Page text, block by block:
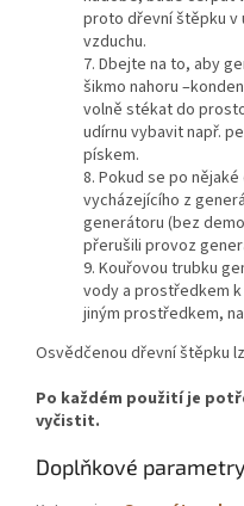
proto dřevní štěpku v
vzduchu.
7. Dbejte na to, aby
šikmo nahoru
volně stékat do
udírnu vybavit např.
pískem.
8. Pokud se po
vycházejícího z
generátoru (bez
přerušili provoz
9. Kouřovou trubku
vody a prostředkem
jiným prostředkem,
Osvědčenou dřevní štěpku
Po každém použití je
vyčistit.
Doplňkové parametry